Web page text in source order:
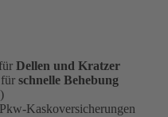
Dellen und Kratzer
schnelle Behebung
Kaskoversicherungen